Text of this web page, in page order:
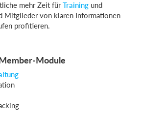
mehr Zeit fürTraining und
Mitglieder von klaren Informationen
profitieren.
Module